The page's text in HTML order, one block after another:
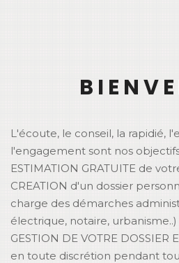
L'écoute, le conseil, la rapidié,
l'engagement sont nos
ESTIMATION GRATUITE de
CREATION d'un dossier
charge des démarches
électrique, notaire, urbanisme..)
GESTION DE VOTRE DOSSIER
en toute discrétion pendant